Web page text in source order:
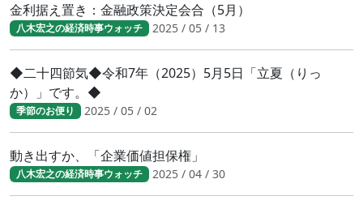
金利据え置き：金融政策決定会合（5月）
八木宏之の経済時事ウォッチ 2025 / 05 / 13
◆二十四節気◆令和7年（2025）5月5日「立夏（りっ
か）」です。◆
季節のお便り 2025 / 05 / 02
動き出すか、「企業価値担保権」
八木宏之の経済時事ウォッチ 2025 / 04 / 30